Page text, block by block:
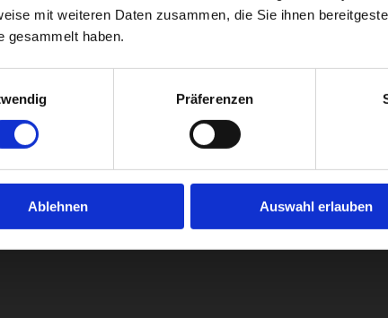
mit weiteren Daten zusammen, die Sie ihnen
gesammelt haben.
Präferenzen
Ablehnen Auswahl erlauben
und den faszinierenden Schießsport.